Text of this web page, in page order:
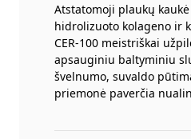
Atstatomoji plaukų
hidrolizuoto kolageno ir
CER-100 meistriškai
apsauginiu baltyminiu
švelnumo, suvaldo
priemonė paverčia